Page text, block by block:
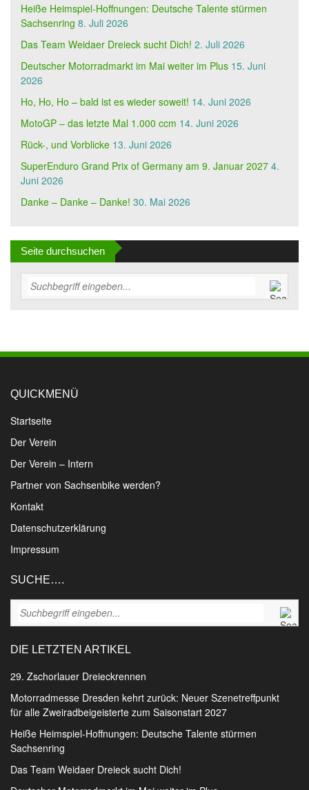
Heiße Heimspiel-Hoffnungen: Deutsche Talente stürmen
Sachsenring 8. Juli 2026
Das Team Weidaer Dreieck sucht Dich! 2. Juli 2026
Deutscher Motorradmarkt im Mai weiter im Plus 15. Juni
2026
Ho, Ho, Ho – bald ist es wieder soweit! 14. Juni 2026
MotoGP – das letzte Mal 1.000 ccm 14. Juni 2026
Rück-, und Vorblicke 13. Juni 2026
SuperEnduro Grand Prix of Germany am 9. Januar 2027 4.
Juni 2026
Danke – Danke – Danke! 30. Mai 2026
Seite durchsuchen
QUICKMENÜ
Startseite
Der Verein
Der Verein – Intern
Partner von Sachsenbike werden?
Kontakt
Datenschutzerklärung
Impressum
SUCHE….
DIE LETZTEN ARTIKEL
29. Zschorlauer Dreieckrennen
Motorradmesse Dresden kehrt zurück: Neuer Szenetreffpunkt
für alle Zweiradbeigeisterte zum Saisonstart 2027
Heiße Heimspiel-Hoffnungen: Deutsche Talente stürmen
Sachsenring
Das Team Weidaer Dreieck sucht Dich!